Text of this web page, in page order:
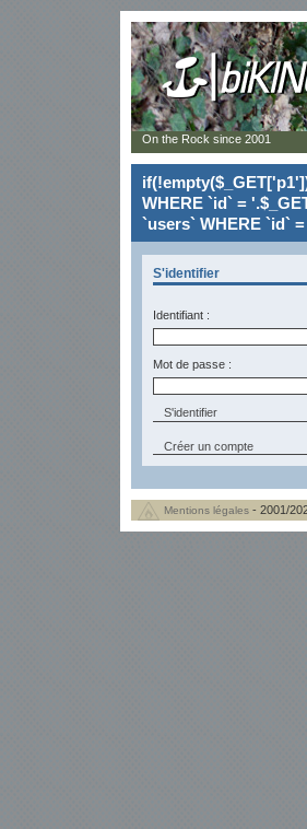
WHERE `id` =
`users` WHERE `id`
S'identifier
Identifiant :
Mot de passe :
Créer un compte
On the Rock since 2001
Mentions légales - 2001/